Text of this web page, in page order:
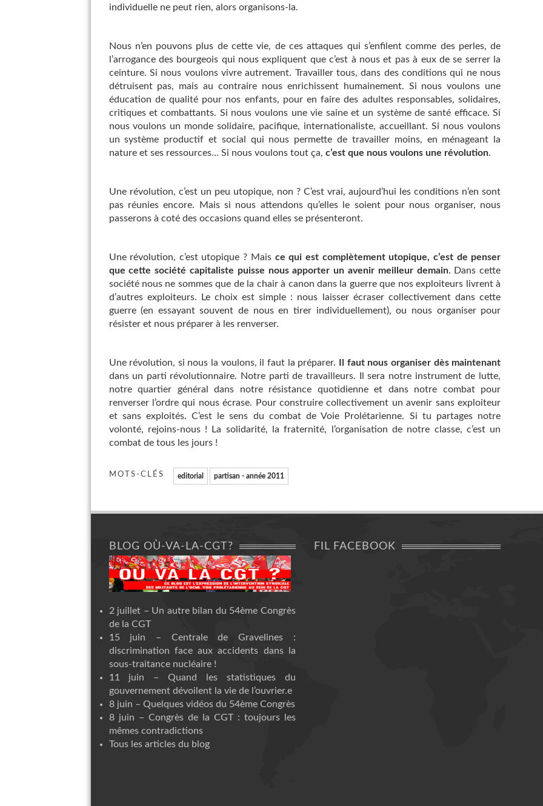
individuelle ne peut rien, alors organisons-la.
Nous n’en pouvons plus de cette vie, de ces attaques qui s’enfilent comme des perles, de
l’arrogance des bourgeois qui nous expliquent que c’est à nous et pas à eux de se serrer la
ceinture. Si nous voulons vivre autrement. Travailler tous, dans des conditions qui ne nous
détruisent pas, mais au contraire nous enrichissent humainement. Si nous voulons une
éducation de qualité pour nos enfants, pour en faire des adultes responsables, solidaires,
critiques et combattants. Si nous voulons une vie saine et un système de santé efficace. Si
nous voulons un monde solidaire, pacifique, internationaliste, accueillant. Si nous voulons
un système productif et social qui nous permette de travailler moins, en ménageant la
nature et ses ressources… Si nous voulons tout ça, c’est que nous voulons une révolution.
Une révolution, c’est un peu utopique, non ? C’est vrai, aujourd’hui les conditions n’en sont
pas réunies encore. Mais si nous attendons qu’elles le soient pour nous organiser, nous
passerons à coté des occasions quand elles se présenteront.
Une révolution, c’est utopique ? Maisce qui est complètement utopique, c’est de penser
que cette société capitaliste puisse nous apporter un avenir meilleur demain. Dans cette
société nous ne sommes que de la chair à canon dans la guerre que nos exploiteurs livrent à
d’autres exploiteurs. Le choix est simple : nous laisser écraser collectivement dans cette
guerre (en essayant souvent de nous en tirer individuellement), ou nous organiser pour
résister et nous préparer à les renverser.
Une révolution, si nous la voulons, il faut la préparer.
Il faut nous organiser dès maintenant
dans un parti révolutionnaire. Notre parti de travailleurs. Il sera notre instrument de lutte,
notre quartier général dans notre résistance quotidienne et dans notre combat pour
renverser l’ordre qui nous écrase. Pour construire collectivement un avenir sans exploiteur
et sans exploités. C’est le sens du combat de Voie Prolétarienne. Si tu partages notre
volonté, rejoins-nous ! La solidarité, la fraternité, l’organisation de notre classe, c’est un
combat de tous les jours !
MOTS-CLÉS editorial partisan - année 2011
BLOG OÙ-VA-LA-CGT?
2 juillet – Un autre bilan du 54ème Congrès
de la CGT
15 juin – Centrale de Gravelines :
discrimination face aux accidents dans la
sous-traitance nucléaire !
11 juin – Quand les statistiques du
gouvernement dévoilent la vie de l’ouvrier.e
8 juin – Quelques vidéos du 54ème Congrès
8 juin – Congrès de la CGT : toujours les
mêmes contradictions
Tous les articles du blog
FIL FACEBOOK